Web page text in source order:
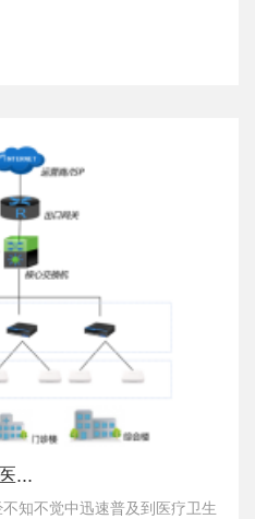
...
知不觉中迅速普及到医疗卫生